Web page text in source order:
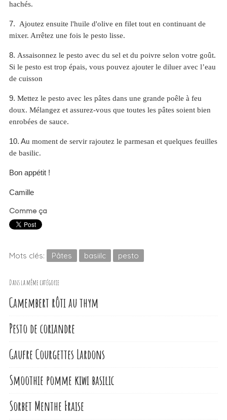
hachés.
7. Ajoutez ensuite l'huile d'olive en filet tout en continuant de
mixer. Arrêtez une fois le pesto lisse.
8. Assaisonnez le pesto avec du sel et du poivre selon votre goût.
Si le pesto est trop épais, vous pouvez ajouter le diluer avec l’eau
de cuisson
9. Mettez le pesto avec les pâtes dans une grande poêle à feu
doux. Mélangez et assurez-vous que toutes les pâtes soient bien
enrobées de sauce.
10. Au moment de servir rajoutez le parmesan et quelques feuilles
de basilic.
Bon appétit !
Camille
Comme ça
Mots clés: Pâtes basiilc pesto
Dans la même catégorie
Camembert rôti au thym
Pesto de coriandre
Gaufre Courgettes Lardons
Smoothie pomme kiwi basilic
Sorbet Menthe Fraise